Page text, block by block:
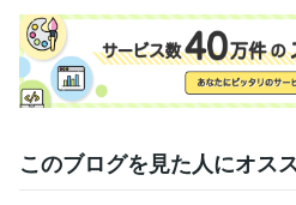
ライフスタイル・その他 / 占い師 経
ライフスタイル・その他 / カウンセラ
ライフスタイル・その他 / 保育士・ベ
資格・検定
保育士 取得年 : 2015年
カラーセラピスト 取得年 : 2014年
このブログを見た人にオス